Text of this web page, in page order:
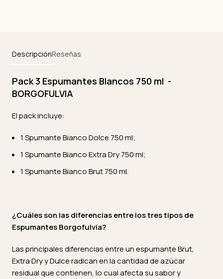
DescripciónReseñas
Pack 3 Espumantes Blancos 750 ml -
BORGOFULVIA
El pack incluye:
1 Spumante Bianco Dolce 750 ml;
1 Spumante Bianco Extra Dry 750 ml;
1 Spumante Bianco Brut 750 ml.
¿Cuáles son las diferencias entre los tres tipos de
Espumantes Borgofulvia?
Las principales diferencias entre un espumante Brut,
Extra Dry y Dulce radican en la cantidad de azúcar
residual que contienen, lo cual afecta su sabor y